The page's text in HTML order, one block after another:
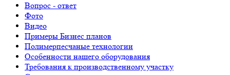
Вопрос - ответ
Фото
Видео
Примеры Бизнес планов
Полимерпесчаные технологии
Особенности нашего оборудования
Требования к производственному участку